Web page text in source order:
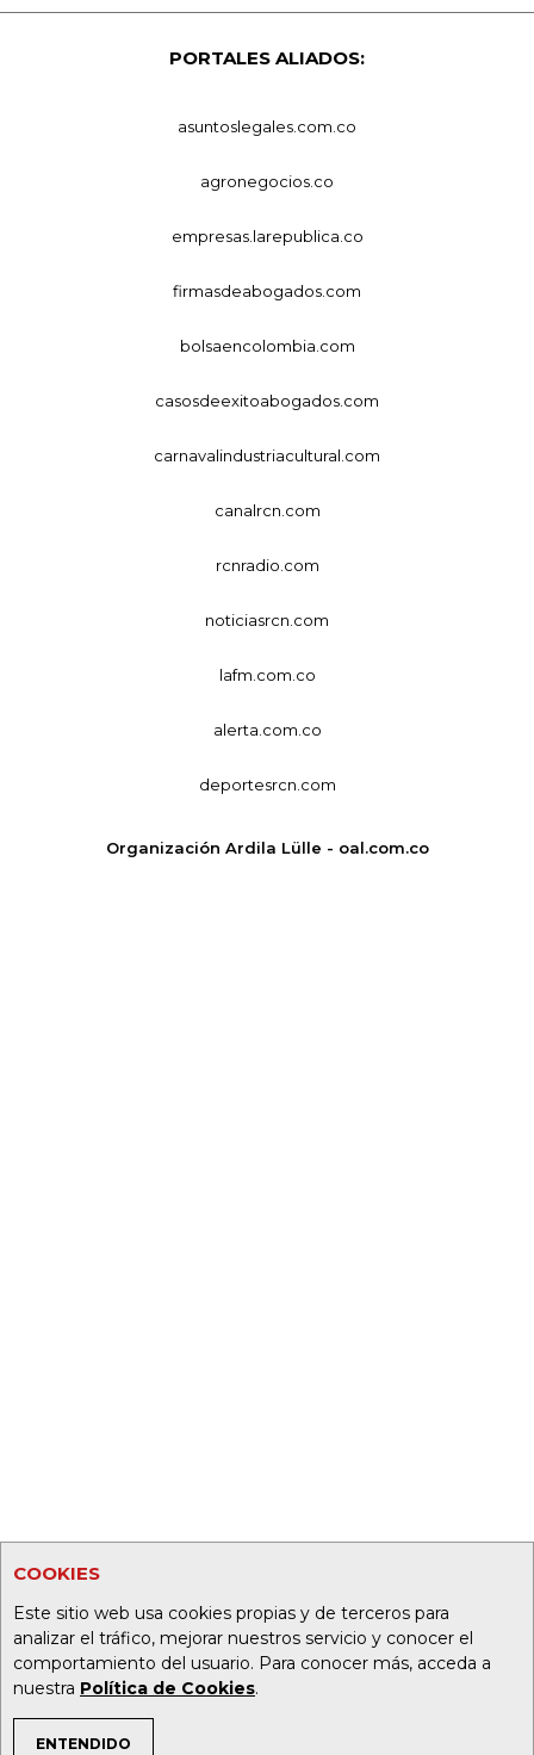
COOKIES
Este sitio web usa cookies propias y de terceros para
analizar el tráfico, mejorar nuestros servicio y conocer el
comportamiento del usuario. Para conocer más, acceda a
nuestra Política de Cookies.
ENTENDIDO
PORTALES ALIADOS:
asuntoslegales.com.co
agronegocios.co
empresas.larepublica.co
firmasdeabogados.com
bolsaencolombia.com
casosdeexitoabogados.com
carnavalindustriacultural.com
canalrcn.com
rcnradio.com
noticiasrcn.com
lafm.com.co
alerta.com.co
deportesrcn.com
Organización Ardila Lülle - oal.com.co